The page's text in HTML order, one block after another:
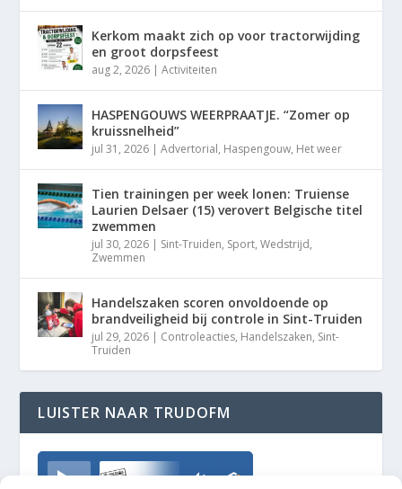
Kerkom maakt zich op voor tractorwijding
en groot dorpsfeest
aug 2, 2026 |Activiteiten
HASPENGOUWS WEERPRAATJE. “Zomer op
kruissnelheid”
jul 31, 2026 |Advertorial, Haspengouw, Het weer
Tien trainingen per week lonen: Truiense
Laurien Delsaer (15) verovert Belgische titel
zwemmen
jul 30, 2026 | Sint-Truiden, Sport,Wedstrijd,
Zwemmen
Handelszaken scoren onvoldoende op
brandveiligheid bij controle in Sint-Truiden
jul 29, 2026 | Controleacties, Handelszaken, Sint-
Truiden
LUISTER NAAR TRUDOFM
TrudoFM